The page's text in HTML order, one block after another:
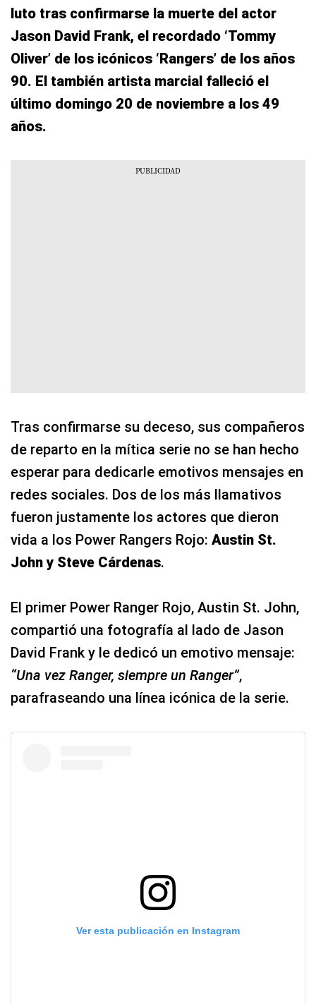
luto tras confirmarse la muerte del actor
Jason David Frank, el recordado ‘Tommy
Oliver’ de los icónicos ‘Rangers’ de los años
90. El también artista marcial falleció el
último domingo 20 de noviembre a los 49
años.
Tras confirmarse su deceso, sus compañeros
de reparto en la mítica serie no se han hecho
esperar para dedicarle emotivos mensajes en
redes sociales. Dos de los más llamativos
fueron justamente los actores que dieron
vida a los Power Rangers Rojo: Austin St.
John y Steve Cárdenas.
El primer Power Ranger Rojo, Austin St. John,
compartió una fotografía al lado de Jason
David Frank y le dedicó un emotivo mensaje:
“Una vez Ranger, siempre un Ranger”,
parafraseando una línea icónica de la serie.
Ver esta publicación en Instagram